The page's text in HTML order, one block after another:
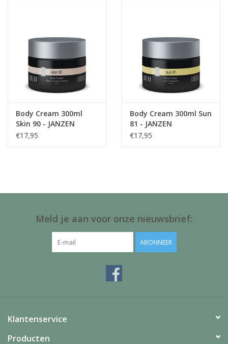
Body Cream 300ml
Skin 90 - JANZEN
€17,95
Body Cream 300ml Sun
81 - JANZEN
€17,95
Meld je aan voor onze nieuwsbrief:
ABONNEER
Klantenservice
Producten